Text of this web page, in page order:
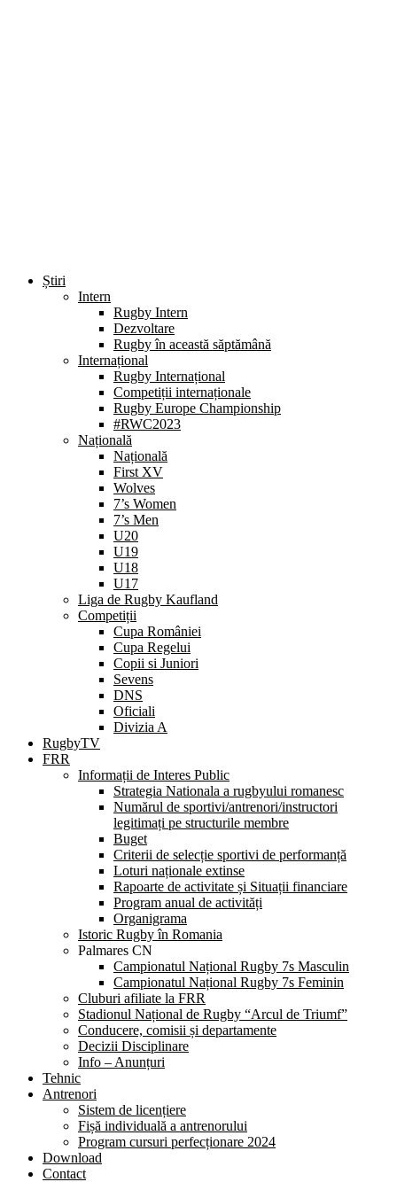
Știri
Intern
Rugby Intern
Dezvoltare
Rugby în această săptămână
Internațional
Rugby Internațional
Competiții internaționale
Rugby Europe Championship
#RWC2023
Națională
Națională
First XV
Wolves
7’s Women
7’s Men
U20
U19
U18
U17
Liga de Rugby Kaufland
Competiții
Cupa României
Cupa Regelui
Copii si Juniori
Sevens
DNS
Oficiali
Divizia A
RugbyTV
FRR
Informații de Interes Public
Strategia Nationala a rugbyului romanesc
Numărul de sportivi/antrenori/instructori
legitimați pe structurile membre
Buget
Criterii de selecție sportivi de performanță
Loturi naționale extinse
Rapoarte de activitate și Situații financiare
Program anual de activități
Organigrama
Istoric Rugby în Romania
Palmares CN
Campionatul Național Rugby 7s Masculin
Campionatul Național Rugby 7s Feminin
Cluburi afiliate la FRR
Stadionul Național de Rugby “Arcul de Triumf”
Conducere, comisii și departamente
Decizii Disciplinare
Info – Anunțuri
Tehnic
Antrenori
Sistem de licențiere
Fișă individuală a antrenorului
Program cursuri perfecționare 2024
Download
Contact